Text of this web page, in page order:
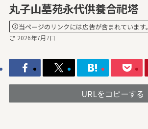
丸子山墓苑永代供養合祀塔
当ページのリンクには広告が含まれています。
2026年7月7日
URLをコピーする